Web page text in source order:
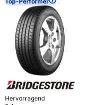
Hervorragend